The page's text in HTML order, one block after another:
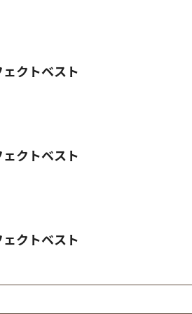
クトベスト
クトベスト
クトベスト